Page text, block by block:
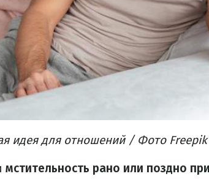
идея для отношений / Фото Freepik
мстительность рано или поздно